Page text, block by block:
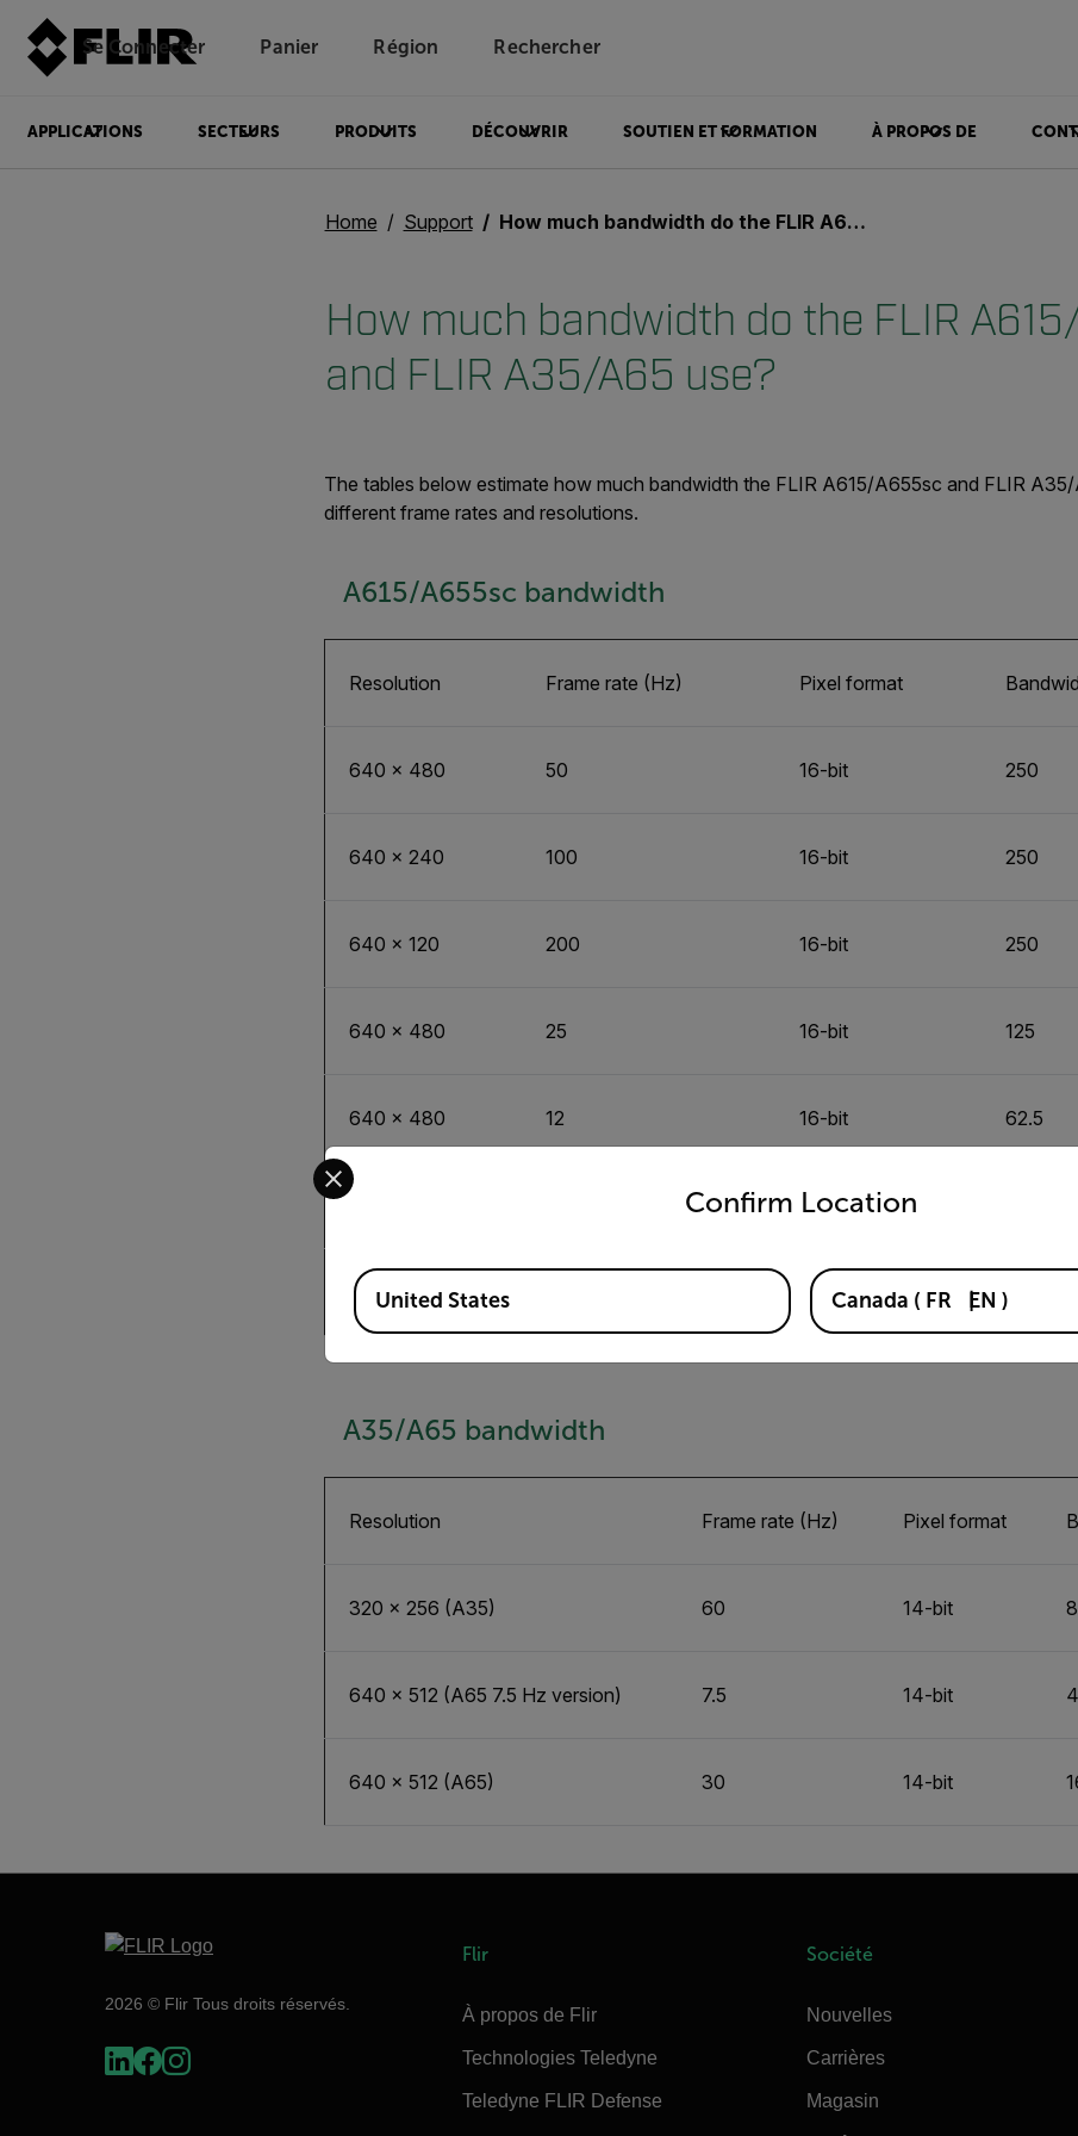
Se Connecter Unread messages
Panier Région Rechercher
APPLICATIONS SECTEURS PRODUITS DÉCOUVRIR SOUTIEN ET FORMATION À PROPOS DE
Home Support How much bandwidth do the FLIR A615/A655sc and FLIR A35/A65 use?
How much bandwidth do the FLIR
and FLIR A35/A65 use?
The tables below estimate how much bandwidth the FLIR A615/A655sc and FLIR
different frame rates and resolutions.
A615/A655sc bandwidth
Resolution Frame rate (Hz) Pixel format
640 × 480 50 16-bit 250
640 × 240 100 16-bit 250
640 × 120 200 16-bit 250
640 × 480 25 16-bit 125
640 × 480 12 16-bit 62.5
16-bit
640 × 480 16-bit 15.625
A35/A65 bandwidth
Resolution Frame rate (Hz) Pixel format
320 × 256 (A35) 60 14-bit
640 × 512 (A65 7.5 Hz version) 7.5 14-bit
640 × 512 (A65) 30 14-bit
2026 © Flir Tous droits réservés.
Flir
À propos de Flir
Technologies Teledyne
Teledyne FLIR Defense
Société
Nouvelles
Carrières
Magasin
Confirm Location
Select your preferred country and language from the options below to access the
Available Locations
United States Canada ( FR EN )